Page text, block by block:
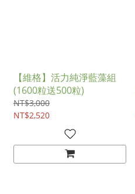
【維格】活力純淨藍藻組
(1600粒送500粒)
NT$3,000
NT$2,520